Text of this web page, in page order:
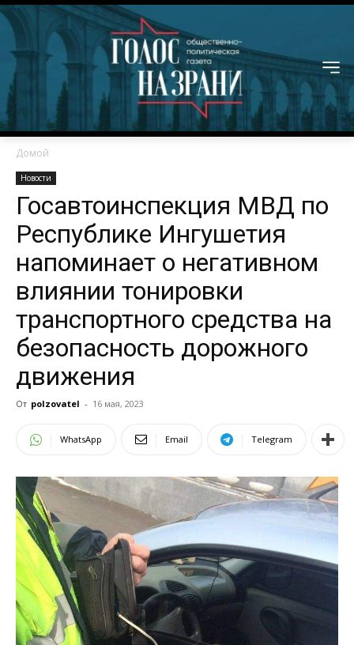
Домой
Новости
Госавтоинспекция МВД по
Республике Ингушетия
напоминает о негативном
влиянии тонировки
транспортного средства на
безопасность дорожного
движения
От polzovatel - 16 мая, 2023
WhatsApp Email Telegram